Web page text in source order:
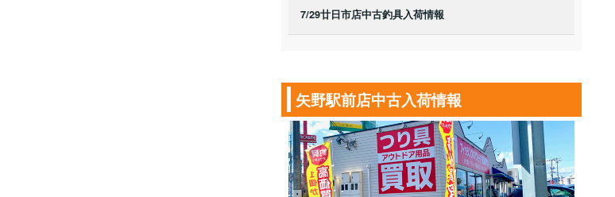
7/29廿日市店中古釣具入荷情報
矢野駅前店中古入荷情報